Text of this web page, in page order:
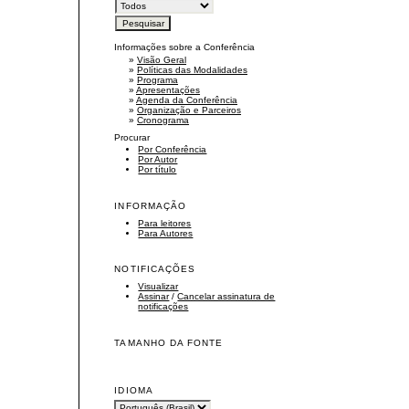
Informações sobre a Conferência
»Visão Geral
»Políticas das Modalidades
»Programa
»Apresentações
»Agenda da Conferência
»Organização e Parceiros
»Cronograma
Procurar
Por Conferência
Por Autor
Por título
INFORMAÇÃO
Para leitores
Para Autores
NOTIFICAÇÕES
Visualizar
Assinar/Cancelar assinatura de
notificações
TAMANHO DA FONTE
IDIOMA